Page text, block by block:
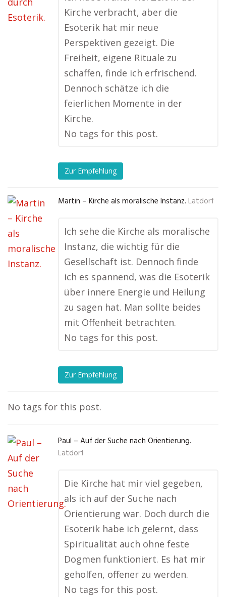
Kirche verbracht, aber die
Esoterik hat mir neue
Perspektiven gezeigt. Die
Freiheit, eigene Rituale zu
schaffen, finde ich erfrischend.
Dennoch schätze ich die
feierlichen Momente in der
Kirche.
No tags for this post.
Zur Empfehlung
Martin – Kirche als moralische Instanz. Latdorf
Ich sehe die Kirche als moralische
Instanz, die wichtig für die
Gesellschaft ist. Dennoch finde
ich es spannend, was die Esoterik
über innere Energie und Heilung
zu sagen hat. Man sollte beides
mit Offenheit betrachten.
No tags for this post.
Zur Empfehlung
No tags for this post.
Paul – Auf der Suche nach Orientierung.
Latdorf
Die Kirche hat mir viel gegeben,
als ich auf der Suche nach
Orientierung war. Doch durch die
Esoterik habe ich gelernt, dass
Spiritualität auch ohne feste
Dogmen funktioniert. Es hat mir
geholfen, offener zu werden.
No tags for this post.